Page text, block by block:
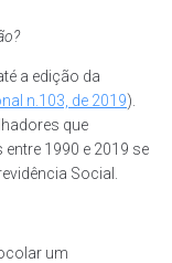
a edição da
n.103, de 2019).
que
1990 e 2019 se
Social.
um